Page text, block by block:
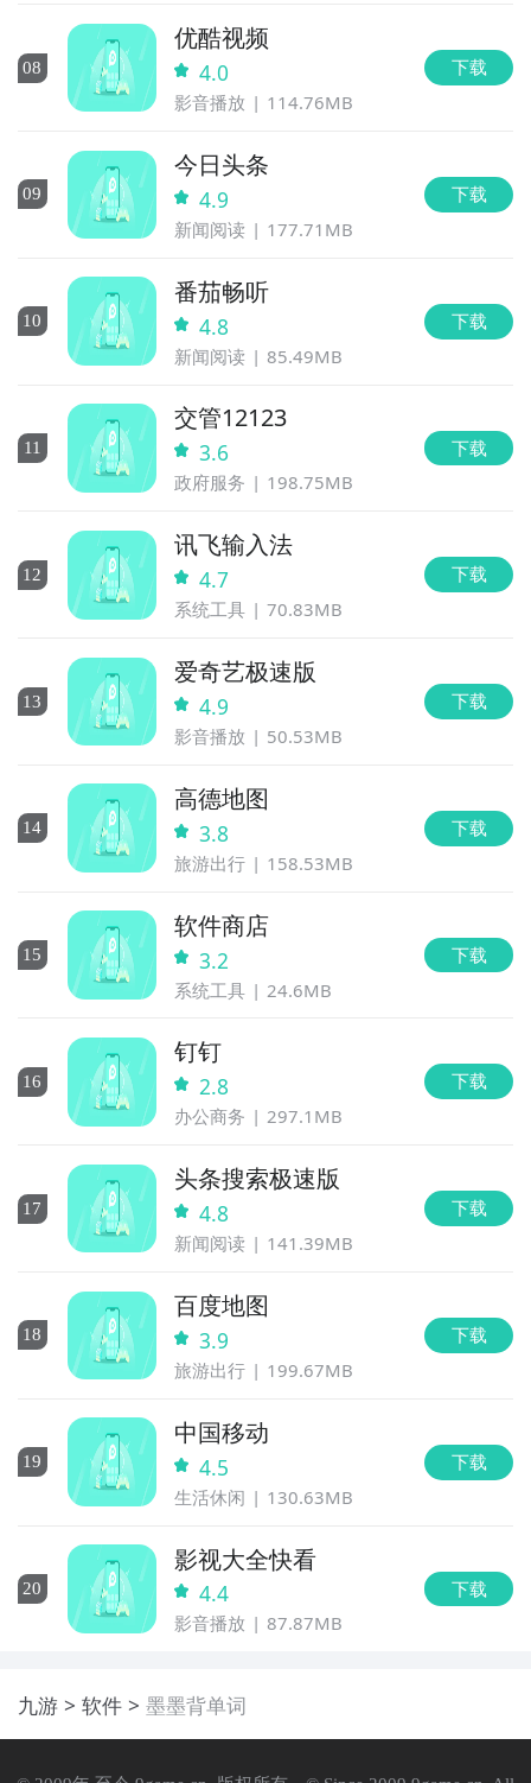
08
优酷视频
4.0
影音播放 114.76MB
下载
09
今日头条
4.9
新闻阅读 177.71MB
下载
10
番茄畅听
4.8
新闻阅读 85.49MB
下载
11
交管12123
3.6
政府服务 198.75MB
下载
12
讯飞输入法
4.7
系统工具 70.83MB
下载
13
爱奇艺极速版
4.9
影音播放 50.53MB
下载
14
高德地图
3.8
旅游出行 158.53MB
下载
15
软件商店
3.2
系统工具 24.6MB
下载
16
钉钉
2.8
办公商务 297.1MB
下载
17
头条搜索极速版
4.8
新闻阅读 141.39MB
下载
18
百度地图
3.9
旅游出行 199.67MB
下载
19
中国移动
4.5
生活休闲 130.63MB
下载
20
影视大全快看
4.4
影音播放 87.87MB
下载
九游 软件 墨墨背单词